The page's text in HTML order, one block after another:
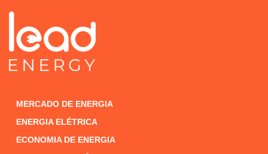
MERCADO DE ENERGIA
ENERGIA ELÉTRICA
ECONOMIA DE ENERGIA